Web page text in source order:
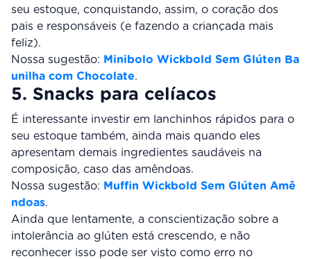
seu estoque, conquistando, assim, o coração dos
pais e responsáveis (e fazendo a criançada mais
feliz).
Nossa sugestão: Minibolo Wickbold Sem Glúten Ba
unilha com Chocolate.
5. Snacks para celíacos
É interessante investir em lanchinhos rápidos para o
seu estoque também, ainda mais quando eles
apresentam demais ingredientes saudáveis na
composição, caso das amêndoas.
Nossa sugestão: Muffin Wickbold Sem Glúten Amê
ndoas.
Ainda que lentamente, a conscientização sobre a
intolerância ao glúten está crescendo, e não
reconhecer isso pode ser visto como erro no